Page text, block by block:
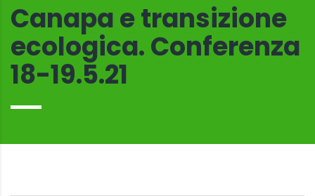
Canapa e transizione
ecologica. Conferenza
18-19.5.21